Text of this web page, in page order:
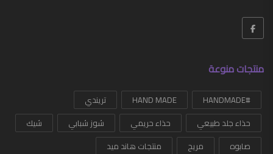
منتجات منوعة
#HANDMADE
HAND MADE
تريندي
حذاء جلد طبيعي
حذاء حريمي شوز شبابي
شيك
صابوه
مريح منتجات هاند ميد